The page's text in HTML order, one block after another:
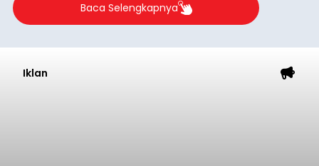
Baca Selengkapnya
Iklan